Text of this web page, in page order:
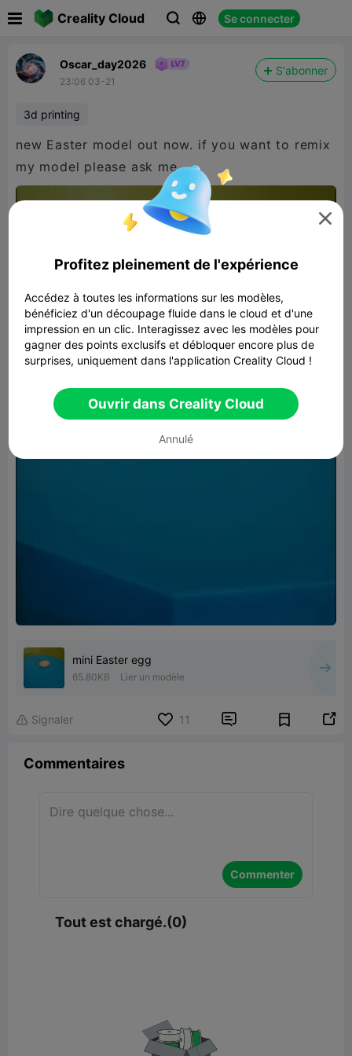
Creality Cloud   Se connecter
Oscar_day2026
23:06 03-21
S'abonner
3d printing
new Easter model out now. if you want to remix
my model please ask me..
mini Easter egg
65.80KB Lier un modèle
 Signaler 11  
Commentaires
Commenter
Tout est chargé.(0)

Profitez pleinement de l'expérience
Accédez à toutes les informations sur les modèles,
bénéficiez d'un découpage fluide dans le cloud et d'une
impression en un clic. Interagissez avec les modèles pour
gagner des points exclusifs et débloquer encore plus de
surprises, uniquement dans l'application Creality Cloud !
Ouvrir dans Creality Cloud
Annulé